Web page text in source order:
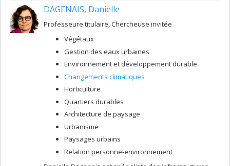
L’objectif de mes travaux est de documenter, conserver
et redonner à ces communautés leur savoir en
perdition car essentiellement transmis par l’oralité.
DAGENAIS, Danielle
Professeure titulaire, Chercheuse invitée
Végétaux
Gestion des eaux urbaines
Environnement et développement durable
Changements climatiques
Horticulture
Quartiers durables
Architecture de paysage
Urbanisme
Paysages urbains
Relation personne-environnement